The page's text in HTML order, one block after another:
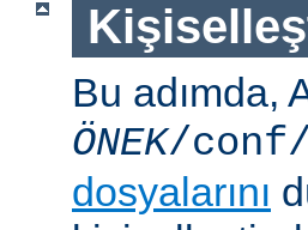
Bu adımda,
ÖNEK/conf/
dosyalarını